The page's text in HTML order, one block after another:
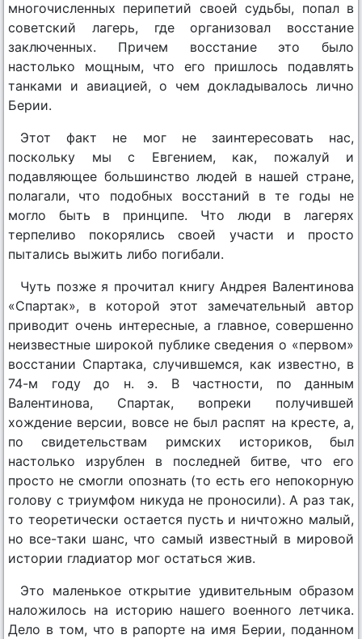
многочисленных перипетий своей судьбы, попал в
советский лагерь, где организовал восстание
заключенных. Причем восстание это было
настолько мощным, что его пришлось подавлять
танками и авиацией, о чем докладывалось лично
Берии.
Этот факт не мог не заинтересовать нас,
поскольку мы с Евгением, как, пожалуй и
подавляющее большинство людей в нашей стране,
полагали, что подобных восстаний в те годы не
могло быть в принципе. Что люди в лагерях
терпеливо покорялись своей участи и просто
пытались выжить либо погибали.
Чуть позже я прочитал книгу Андрея Валентинова
«Спартак», в которой этот замечательный автор
приводит очень интересные, а главное, совершенно
неизвестные широкой публике сведения о «первом»
восстании Спартака, случившемся, как известно, в
74-м году до н. э. В частности, по данным
Валентинова, Спартак, вопреки получившей
хождение версии, вовсе не был распят на кресте, а,
по свидетельствам римских историков, был
настолько изрублен в последней битве, что его
просто не смогли опознать (то есть его непокорную
голову с триумфом никуда не проносили). А раз так,
то теоретически остается пусть и ничтожно малый,
но все-таки шанс, что самый известный в мировой
истории гладиатор мог остаться жив.
Это маленькое открытие удивительным образом
наложилось на историю нашего военного летчика.
Дело в том, что в рапорте на имя Берии, поданном